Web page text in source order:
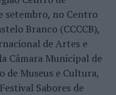
num torneio ATP
Borges, Jaime
Silva, Tiago
o quadro principal,
dos wild
jogadores.
setembro, no Centro
Branco (CCCCB),
de Artes e
Câmara Municipal de
de Museus e Cultura,
Sabores de